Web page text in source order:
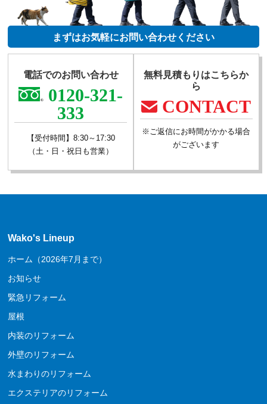
まずはお気軽にお問い合わせください
電話でのお問い合わせ
0120-321-
333
【受付時間】8:30～17:30
（土・日・祝日も営業）
無料見積もりはこちらか
ら
CONTACT
※ご返信にお時間がかかる場合
がございます
Wako's Lineup
ホーム（2026年7月まで）
お知らせ
緊急リフォーム
屋根
内装のリフォーム
外壁のリフォーム
水まわりのリフォーム
エクステリアのリフォーム